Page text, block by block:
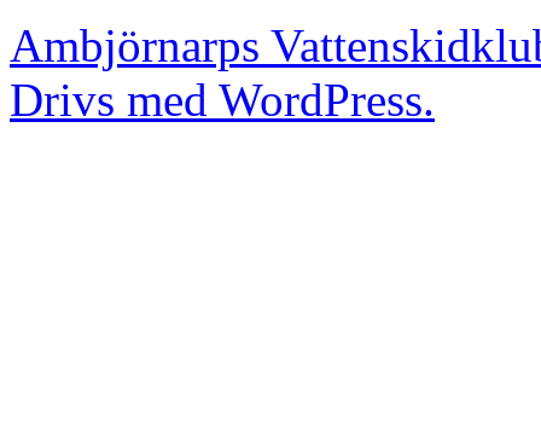
Ambjörnarps
Drivs med WordPress.